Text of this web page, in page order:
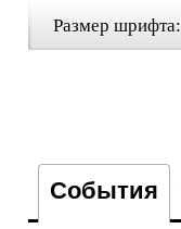
Размер шрифта:
События